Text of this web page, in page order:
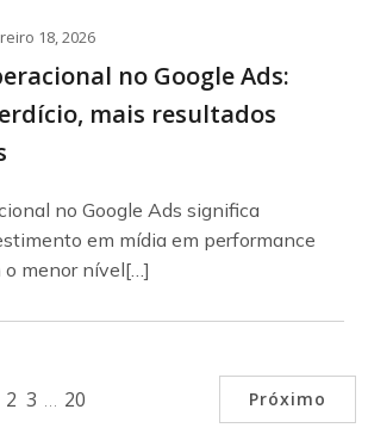
18, 2026
no Google Ads:
mais resultados
no Google Ads significa
em mídia em performance
o menor nível[…]
2 3 … 20 Próximo